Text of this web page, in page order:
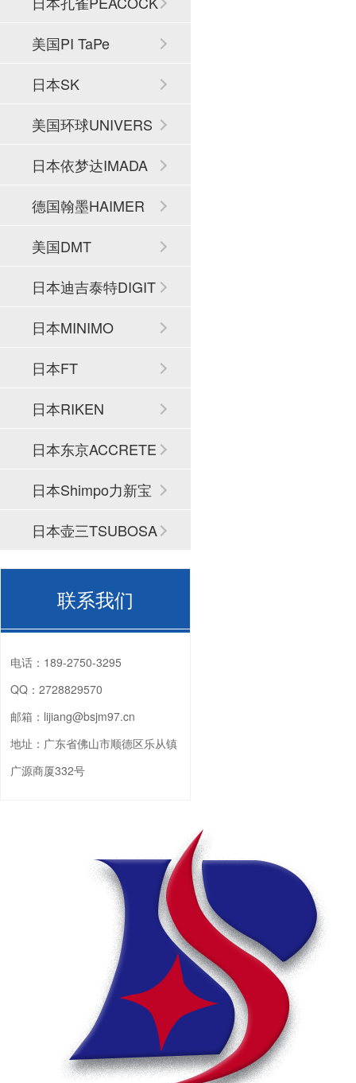
美国PI TaPe
日本SK
美国环球UNIVERS
AL
日本依梦达IMADA
德国翰墨HAIMER
美国DMT
日本迪吉泰特DIGIT
ECH
日本MINIMO
日本FT
日本RIKEN
日本东京ACCRETE
CH
日本Shimpo力新宝
日本壶三TSUBOSA
N
联系我们
电话： 189-2750-3295
QQ： 2728829570
邮箱： lijiang@bsjm97.cn
地址： 广东省佛山市顺德区乐从镇
广源商厦332号